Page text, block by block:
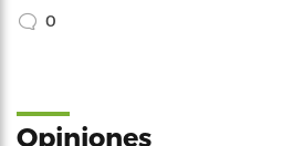
0
Opiniones